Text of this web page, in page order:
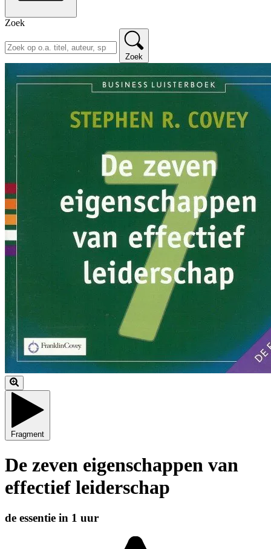
Zoek
Zoek
Fragment
De zeven eigenschappen van
effectief leiderschap
de essentie in 1 uur